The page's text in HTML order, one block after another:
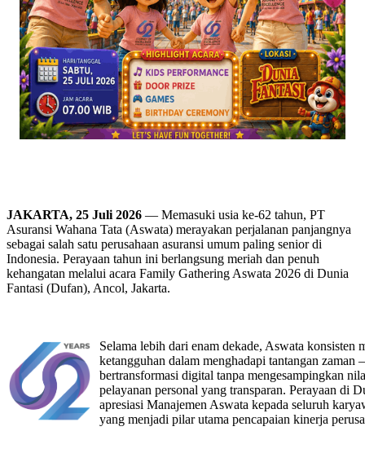
JAKARTA, 25 Juli 2026 — Memasuki usia ke-62 tahun, PT
Asuransi Wahana Tata (Aswata) merayakan perjalanan panjangnya
sebagai salah satu perusahaan asuransi umum paling senior di
Indonesia. Perayaan tahun ini berlangsung meriah dan penuh
kehangatan melalui acara Family Gathering Aswata 2026 di Dunia
Fantasi (Dufan), Ancol, Jakarta.
Selama lebih dari enam dekade, Aswata konsisten
ketangguhan dalam menghadapi tantangan zaman
bertransformasi digital tanpa mengesampingkan
pelayanan personal yang transparan. Perayaan di
apresiasi Manajemen Aswata kepada seluruh
yang menjadi pilar utama pencapaian kinerja